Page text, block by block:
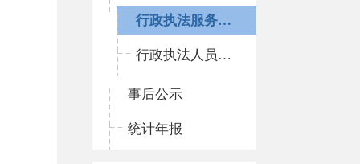
行政执法服务指南
行政执法人员公示
事后公示
统计年报